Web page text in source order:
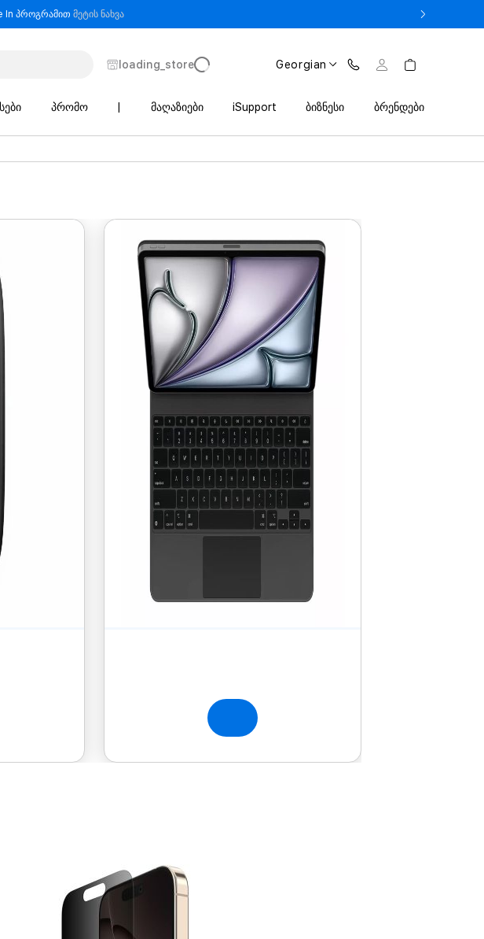
In პროგრამით მეტის ნახვა- iPhone 17 Pro მხოლოდ 2 649 ლარიდან Trade In პროგრამით
loading_store Georgian
პრომო მაღაზიები iSupport ბიზნესი ბრენდები